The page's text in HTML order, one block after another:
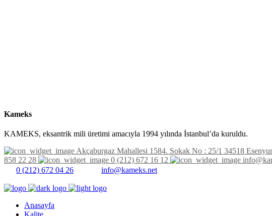
Kameks
KAMEKS, eksantrik mili üretimi amacıyla 1994 yılında İstanbul’da kuruldu.
Akçaburgaz Mahallesi 1584. Sokak No : 25/1 34518
858 22 28
0 (212) 672 16 12
0 (212) 672 04 26
info@kameks.net
Anasayfa